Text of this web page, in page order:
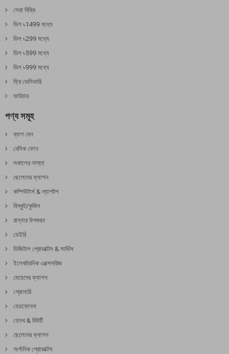
সেরা বিক্রি
ডিল ৳1499 মধ্যে
ডিল ৳299 মধ্যে
ডিল ৳599 মধ্যে
ডিল ৳999 মধ্যে
ফ্রি ডেলিভারি
ভাউচার
পণ্য সমূহ
ব্যাগ মেন
বেসিক ফোন
সকালের নাস্তা
ছেলেদের ফ্যাশন
কম্পিউটার্স & ল্যাপটপ
বিস্কুট/কুকিস
রান্নার উপকরন
ডেইরি
ডিজিটাল প্রোডাক্টস & সার্ভিস
ইলেকট্রনিক এক্সেসরিজ
মেয়েদের ফ্যাশন
গ্রোসারি
হেডফোনস
হেলথ & বিউটি
ছেলেদের ফ্যাশন
অর্গানিক প্রোডাক্টস